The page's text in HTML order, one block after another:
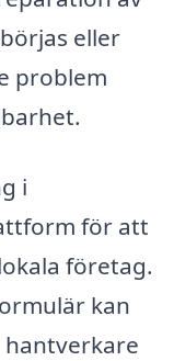
eller
problem
i
för att
företag.
kan